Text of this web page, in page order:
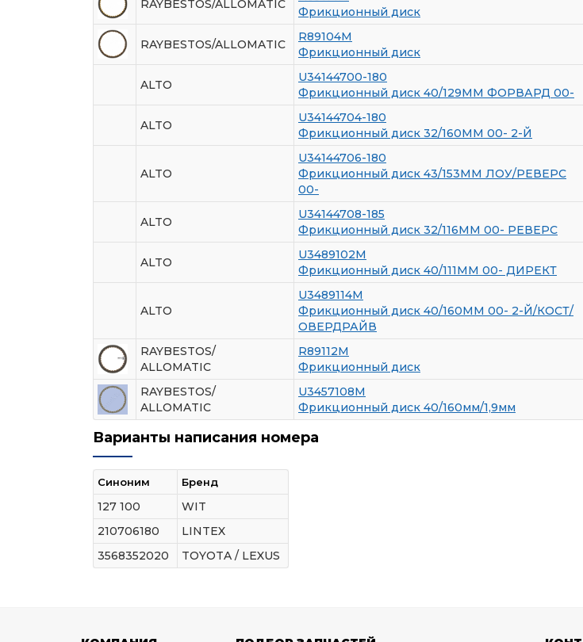
RAYBESTOS/ALLOMATIC
Фрикционный диск
RAYBESTOS/ALLOMATIC
R89104M
Фрикционный диск
ALTO
U34144700-180
Фрикционный диск 40/129ММ ФОРВАРД 00-
ALTO
U34144704-180
Фрикционный диск 32/160ММ 00- 2-Й
ALTO
U34144706-180
Фрикционный диск 43/153ММ ЛОУ/РЕВЕРС
00-
ALTO
U34144708-185
Фрикционный диск 32/116ММ 00- РЕВЕРС
ALTO
U3489102M
Фрикционный диск 40/111ММ 00- ДИРЕКТ
ALTO
U3489114M
Фрикционный диск 40/160ММ 00- 2-Й/КОСТ/
ОВЕРДРАЙВ
RAYBESTOS/
ALLOMATIC
R89112M
Фрикционный диск
RAYBESTOS/
ALLOMATIC
U3457108M
Фрикционный диск 40/160мм/1,9мм
Варианты написания номера
Синоним Бренд
127 100
WIT
210706180
LINTEX
3568352020
TOYOTA / LEXUS